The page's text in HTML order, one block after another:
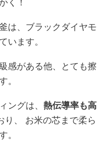
く！
は、ブラックダイヤモ
います。
感がある他、とても擦
。
ングは、 熱伝導率も高
り、 お米の芯まで柔ら
。